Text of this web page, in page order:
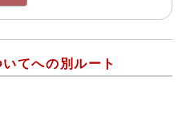
てへの別ルート